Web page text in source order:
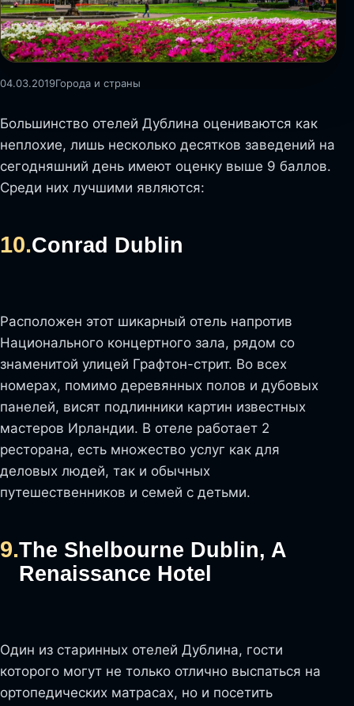
04.03.2019Города и страны
Большинство отелей Дублина оцениваются как
неплохие, лишь несколько десятков заведений на
сегодняшний день имеют оценку выше 9 баллов.
Среди них лучшими являются:
10.Conrad Dublin
Расположен этот шикарный отель напротив
Национального концертного зала, рядом со
знаменитой улицей Графтон-стрит. Во всех
номерах, помимо деревянных полов и дубовых
панелей, висят подлинники картин известных
мастеров Ирландии. В отеле работает 2
ресторана, есть множество услуг как для
деловых людей, так и обычных
путешественников и семей с детьми.
9.The Shelbourne Dublin, A
Renaissance Hotel
Один из старинных отелей Дублина, гости
которого могут не только отлично выспаться на
ортопедических матрасах, но и посетить